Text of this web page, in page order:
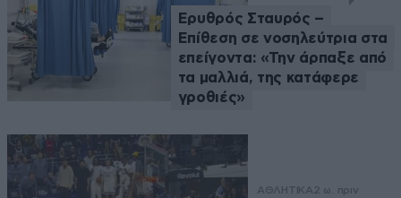
Ερυθρός Σταυρός –
Επίθεση σε νοσηλεύτρια στα
επείγοντα: «Την άρπαξε από
τα μαλλιά, της κατάφερε
γροθιές»
ΑΘΛΗΤΙΚΑ2 ω. πριν